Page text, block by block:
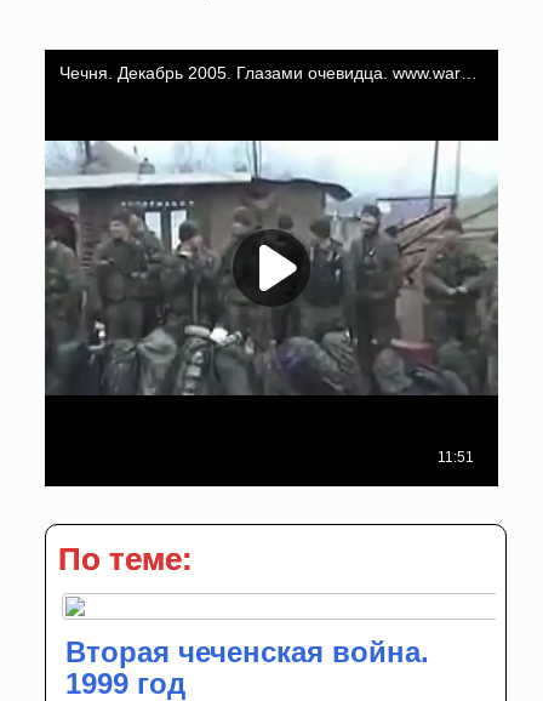
По теме:
Вторая чеченская война.
1999 год